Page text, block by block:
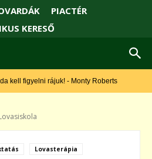
PIACTÉR
KERESŐ
figyelni rájuk! - Monty Roberts
Lovasterápia